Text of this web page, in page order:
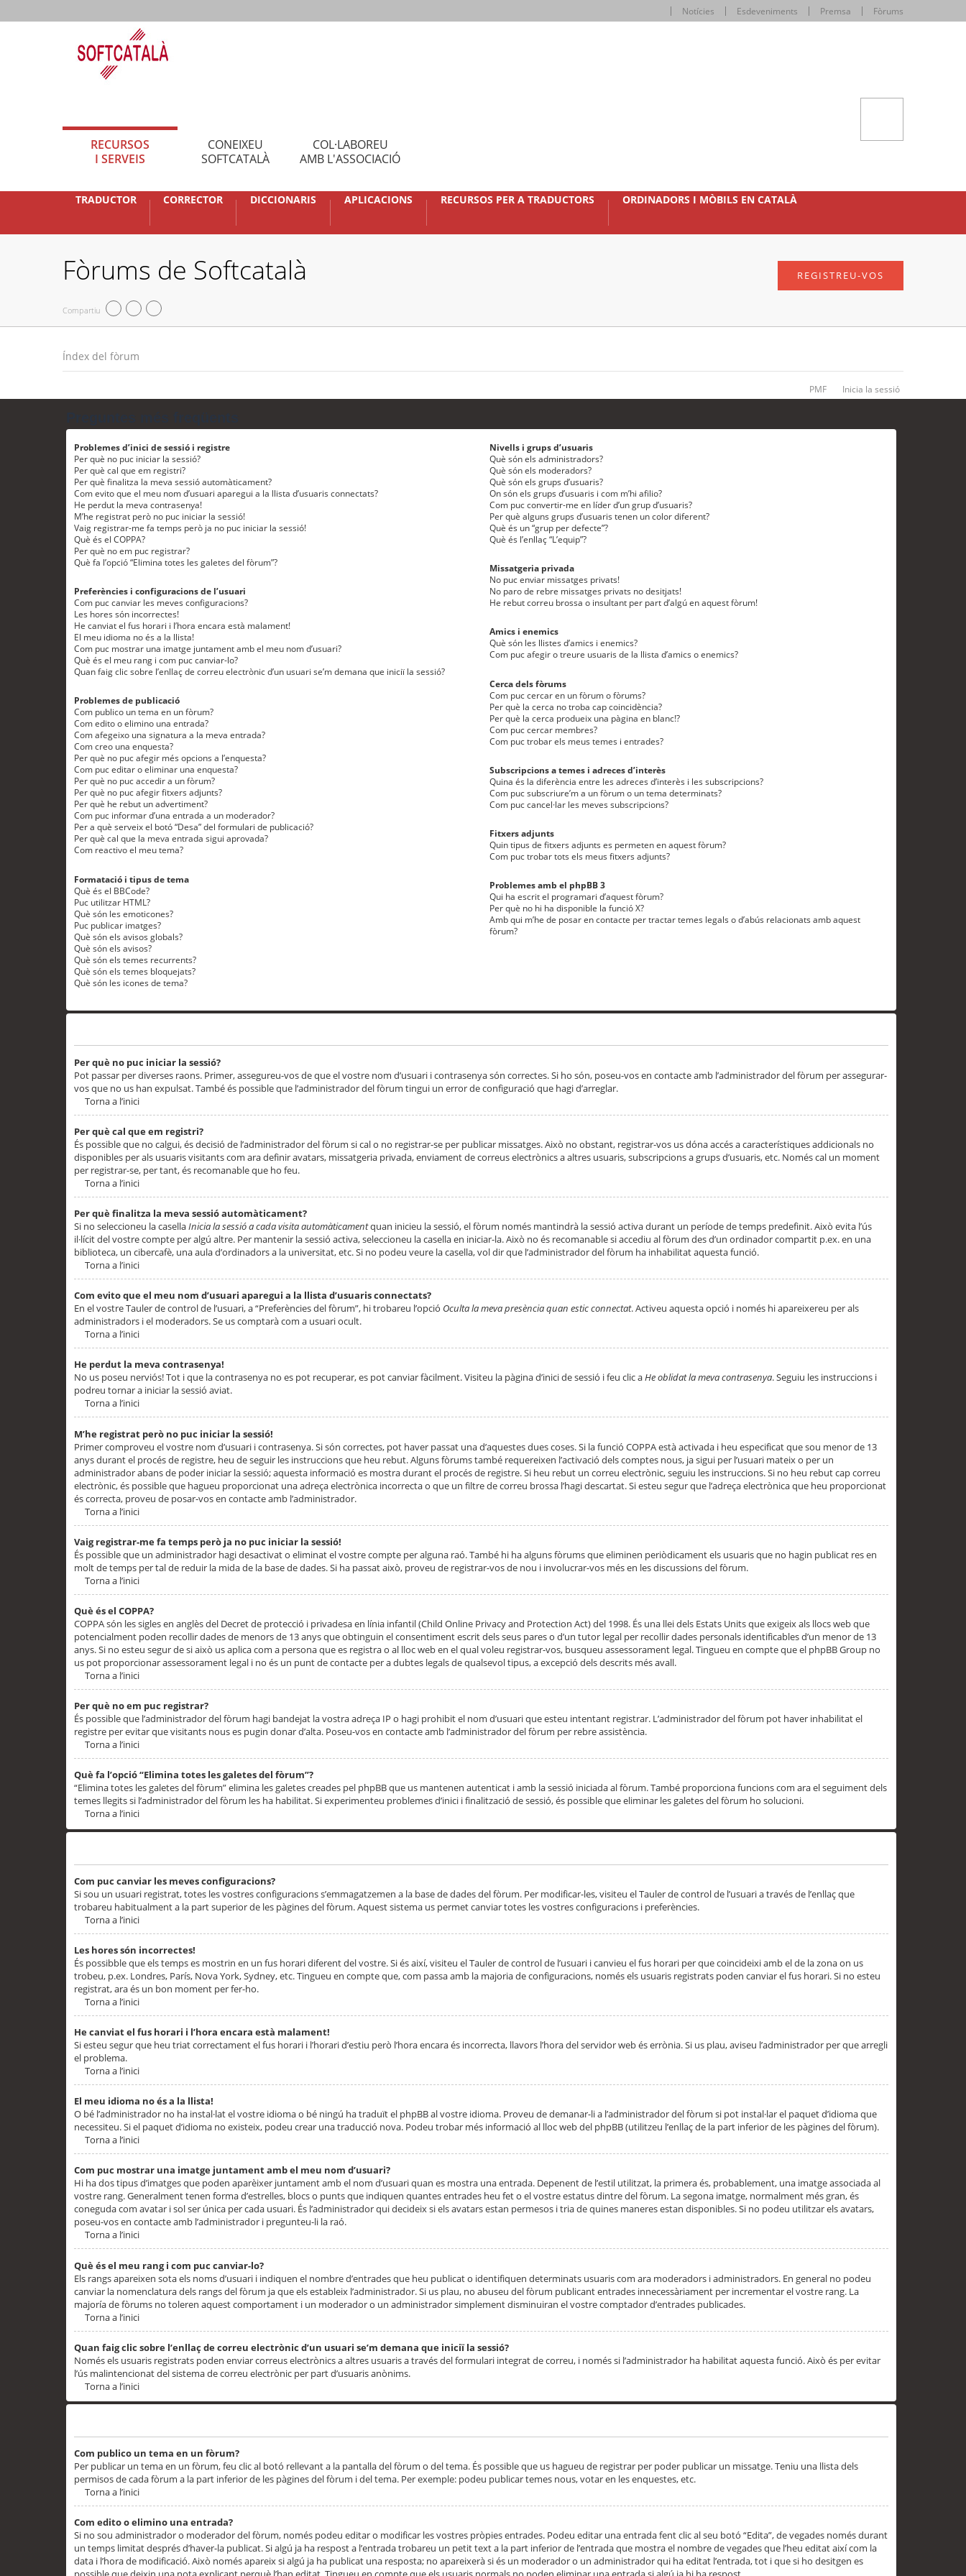
Notícies Esdeveniments Premsa Fòrums
RECURSOS
I SERVEIS
CONEIXEU
SOFTCATALÀ
COL·LABOREU
AMB L'ASSOCIACIÓ
TRADUCTOR CORRECTOR DICCIONARIS APLICACIONS RECURSOS PER A TRADUCTORS ORDINADORS I MÒBILS EN CATALÀ
Fòrums de Softcatalà
Compartiu
REGISTREU-VOS
Índex del fòrum
PMF Inicia la sessió
Problemes d’inici de sessió i registre
Per què no puc iniciar la sessió?
Per què cal que em registri?
Per què finalitza la meva sessió automàticament?
Com evito que el meu nom d’usuari aparegui a la llista d’usuaris connectats?
He perdut la meva contrasenya!
M’he registrat però no puc iniciar la sessió!
Vaig registrar-me fa temps però ja no puc iniciar la sessió!
Què és el COPPA?
Per què no em puc registrar?
Què fa l’opció “Elimina totes les galetes del fòrum”?
Preferències i configuracions de l’usuari
Com puc canviar les meves configuracions?
Les hores són incorrectes!
He canviat el fus horari i l’hora encara està malament!
El meu idioma no és a la llista!
Com puc mostrar una imatge juntament amb el meu nom d’usuari?
Què és el meu rang i com puc canviar-lo?
Quan faig clic sobre l’enllaç de correu electrònic d’un usuari se’m demana que iniciï la sessió?
Problemes de publicació
Com publico un tema en un fòrum?
Com edito o elimino una entrada?
Com afegeixo una signatura a la meva entrada?
Com creo una enquesta?
Per què no puc afegir més opcions a l’enquesta?
Com puc editar o eliminar una enquesta?
Per què no puc accedir a un fòrum?
Per què no puc afegir fitxers adjunts?
Per què he rebut un advertiment?
Com puc informar d’una entrada a un moderador?
Per a què serveix el botó “Desa” del formulari de publicació?
Per què cal que la meva entrada sigui aprovada?
Com reactivo el meu tema?
Formatació i tipus de tema
Què és el BBCode?
Puc utilitzar HTML?
Què són les emoticones?
Puc publicar imatges?
Què són els avisos globals?
Què són els avisos?
Què són els temes recurrents?
Què són els temes bloquejats?
Què són les icones de tema?
Nivells i grups d’usuaris
Què són els administradors?
Què són els moderadors?
Què són els grups d’usuaris?
On són els grups d’usuaris i com m’hi afilio?
Com puc convertir-me en líder d’un grup d’usuaris?
Per què alguns grups d’usuaris tenen un color diferent?
Què és un “grup per defecte”?
Què és l’enllaç “L’equip”?
Missatgeria privada
No puc enviar missatges privats!
No paro de rebre missatges privats no desitjats!
He rebut correu brossa o insultant per part d’algú en aquest fòrum!
Amics i enemics
Què són les llistes d’amics i enemics?
Com puc afegir o treure usuaris de la llista d’amics o enemics?
Cerca dels fòrums
Com puc cercar en un fòrum o fòrums?
Per què la cerca no troba cap coincidència?
Per què la cerca produeix una pàgina en blanc!?
Com puc cercar membres?
Com puc trobar els meus temes i entrades?
Subscripcions a temes i adreces d’interès
Quina és la diferència entre les adreces d’interès i les subscripcions?
Com puc subscriure’m a un fòrum o un tema determinats?
Com puc cancel·lar les meves subscripcions?
Fitxers adjunts
Quin tipus de fitxers adjunts es permeten en aquest fòrum?
Com puc trobar tots els meus fitxers adjunts?
Problemes amb el phpBB 3
Qui ha escrit el programari d’aquest fòrum?
Per què no hi ha disponible la funció X?
Amb qui m’he de posar en contacte per tractar temes legals o d’abús relacionats amb aquest
fòrum?
Per què no puc iniciar la sessió?
Pot passar per diverses raons. Primer, assegureu-vos de que el vostre nom d’usuari i contrasenya són correctes. Si ho són, poseu-vos en contacte amb l’administrador del fòrum per assegurar-
vos que no us han expulsat. També és possible que l’administrador del fòrum tingui un error de configuració que hagi d’arreglar.
Torna a l’inici
Per què cal que em registri?
És possible que no calgui, és decisió de l’administrador del fòrum si cal o no registrar-se per publicar missatges. Això no obstant, registrar-vos us dóna accés a característiques addicionals no
disponibles per als usuaris visitants com ara definir avatars, missatgeria privada, enviament de correus electrònics a altres usuaris, subscripcions a grups d’usuaris, etc. Només cal un moment
per registrar-se, per tant, és recomanable que ho feu.
Torna a l’inici
Per què finalitza la meva sessió automàticament?
Si no seleccioneu la casellaInicia la sessió a cada visita automàticamentquan inicieu la sessió, el fòrum només mantindrà la sessió activa durant un període de temps predefinit. Això evita l’ús
il·lícit del vostre compte per algú altre. Per mantenir la sessió activa, seleccioneu la casella en iniciar-la. Això no és recomanable si accediu al fòrum des d’un ordinador compartit p.ex. en una
biblioteca, un cibercafè, una aula d’ordinadors a la universitat, etc. Si no podeu veure la casella, vol dir que l’administrador del fòrum ha inhabilitat aquesta funció.
Torna a l’inici
Com evito que el meu nom d’usuari aparegui a la llista d’usuaris connectats?
En el vostre Tauler de control de l’usuari, a “Preferències del fòrum”, hi trobareu l’opció Oculta la meva presència quan estic connectat. Activeu aquesta opció i només hi apareixereu per als
administradors i el moderadors. Se us comptarà com a usuari ocult.
Torna a l’inici
He perdut la meva contrasenya!
No us poseu nerviós! Tot i que la contrasenya no es pot recuperar, es pot canviar fàcilment. Visiteu la pàgina d’inici de sessió i feu clic aHe oblidat la meva contrasenya. Seguiu les instruccions i
podreu tornar a iniciar la sessió aviat.
Torna a l’inici
M’he registrat però no puc iniciar la sessió!
Primer comproveu el vostre nom d’usuari i contrasenya. Si són correctes, pot haver passat una d’aquestes dues coses. Si la funció COPPA està activada i heu especificat que sou menor de 13
anys durant el procés de registre, heu de seguir les instruccions que heu rebut. Alguns fòrums també requereixen l’activació dels comptes nous, ja sigui per l’usuari mateix o per un
administrador abans de poder iniciar la sessió; aquesta informació es mostra durant el procés de registre. Si heu rebut un correu electrònic, seguiu les instruccions. Si no heu rebut cap correu
electrònic, és possible que hagueu proporcionat una adreça electrònica incorrecta o que un filtre de correu brossa l’hagi descartat. Si esteu segur que l’adreça electrònica que heu proporcionat
és correcta, proveu de posar-vos en contacte amb l’administrador.
Torna a l’inici
Vaig registrar-me fa temps però ja no puc iniciar la sessió!
És possible que un administrador hagi desactivat o eliminat el vostre compte per alguna raó. També hi ha alguns fòrums que eliminen periòdicament els usuaris que no hagin publicat res en
molt de temps per tal de reduir la mida de la base de dades. Si ha passat això, proveu de registrar-vos de nou i involucrar-vos més en les discussions del fòrum.
Torna a l’inici
Què és el COPPA?
COPPA són les sigles en anglès del Decret de protecció i privadesa en línia infantil (Child Online Privacy and Protection Act) del 1998. És una llei dels Estats Units que exigeix als llocs web que
potencialment poden recollir dades de menors de 13 anys que obtinguin el consentiment escrit dels seus pares o d’un tutor legal per recollir dades personals identificables d’un menor de 13
anys. Si no esteu segur de si això us aplica com a persona que es registra o al lloc web en el qual voleu registrar-vos, busqueu assessorament legal. Tingueu en compte que el phpBB Group no
us pot proporcionar assessorament legal i no és un punt de contacte per a dubtes legals de qualsevol tipus, a excepció dels descrits més avall.
Torna a l’inici
Per què no em puc registrar?
És possible que l’administrador del fòrum hagi bandejat la vostra adreça IP o hagi prohibit el nom d’usuari que esteu intentant registrar. L’administrador del fòrum pot haver inhabilitat el
registre per evitar que visitants nous es pugin donar d’alta. Poseu-vos en contacte amb l’administrador del fòrum per rebre assistència.
Torna a l’inici
Què fa l’opció “Elimina totes les galetes del fòrum”?
“Elimina totes les galetes del fòrum” elimina les galetes creades pel phpBB que us mantenen autenticat i amb la sessió iniciada al fòrum. També proporciona funcions com ara el seguiment dels
temes llegits si l’administrador del fòrum les ha habilitat. Si experimenteu problemes d’inici i finalització de sessió, és possible que eliminar les galetes del fòrum ho solucioni.
Torna a l’inici
Com puc canviar les meves configuracions?
Si sou un usuari registrat, totes les vostres configuracions s’emmagatzemen a la base de dades del fòrum. Per modificar-les, visiteu el Tauler de control de l’usuari a través de l’enllaç que
trobareu habitualment a la part superior de les pàgines del fòrum. Aquest sistema us permet canviar totes les vostres configuracions i preferències.
Torna a l’inici
Les hores són incorrectes!
És possibble que els temps es mostrin en un fus horari diferent del vostre. Si és així, visiteu el Tauler de control de l’usuari i canvieu el fus horari per que coincideixi amb el de la zona on us
trobeu, p.ex. Londres, París, Nova York, Sydney, etc. Tingueu en compte que, com passa amb la majoria de configuracions, només els usuaris registrats poden canviar el fus horari. Si no esteu
registrat, ara és un bon moment per fer-ho.
Torna a l’inici
He canviat el fus horari i l’hora encara està malament!
Si esteu segur que heu triat correctament el fus horari i l’horari d’estiu però l’hora encara és incorrecta, llavors l’hora del servidor web és errònia. Si us plau, aviseu l’administrador per que arregli
el problema.
Torna a l’inici
El meu idioma no és a la llista!
O bé l’administrador no ha instal·lat el vostre idioma o bé ningú ha traduït el phpBB al vostre idioma. Proveu de demanar-li a l’administrador del fòrum si pot instal·lar el paquet d’idioma que
necessiteu. Si el paquet d’idioma no existeix, podeu crear una traducció nova. Podeu trobar més informació al lloc web del phpBB (utilitzeu l’enllaç de la part inferior de les pàgines del fòrum).
Torna a l’inici
Com puc mostrar una imatge juntament amb el meu nom d’usuari?
Hi ha dos tipus d’imatges que poden aparèixer juntament amb el nom d’usuari quan es mostra una entrada. Depenent de l’estil utilitzat, la primera és, probablement, una imatge associada al
vostre rang. Generalment tenen forma d’estrelles, blocs o punts que indiquen quantes entrades heu fet o el vostre estatus dintre del fòrum. La segona imatge, normalment més gran, és
coneguda com avatar i sol ser única per cada usuari. És l’administrador qui decideix si els avatars estan permesos i tria de quines maneres estan disponibles. Si no podeu utilitzar els avatars,
poseu-vos en contacte amb l’administrador i pregunteu-li la raó.
Torna a l’inici
Què és el meu rang i com puc canviar-lo?
Els rangs apareixen sota els noms d’usuari i indiquen el nombre d’entrades que heu publicat o identifiquen determinats usuaris com ara moderadors i administradors. En general no podeu
canviar la nomenclatura dels rangs del fòrum ja que els estableix l’administrador. Si us plau, no abuseu del fòrum publicant entrades innecessàriament per incrementar el vostre rang. La
majoría de fòrums no toleren aquest comportament i un moderador o un administrador simplement disminuiran el vostre comptador d’entrades publicades.
Torna a l’inici
Quan faig clic sobre l’enllaç de correu electrònic d’un usuari se’m demana que iniciï la sessió?
Només els usuaris registrats poden enviar correus electrònics a altres usuaris a través del formulari integrat de correu, i només si l’administrador ha habilitat aquesta funció. Això és per evitar
l’ús malintencionat del sistema de correu electrònic per part d’usuaris anònims.
Torna a l’inici
Com publico un tema en un fòrum?
Per publicar un tema en un fòrum, feu clic al botó rellevant a la pantalla del fòrum o del tema. És possible que us hagueu de registrar per poder publicar un missatge. Teniu una llista dels
permisos de cada fòrum a la part inferior de les pàgines del fòrum i del tema. Per exemple: podeu publicar temes nous, votar en les enquestes, etc.
Torna a l’inici
Com edito o elimino una entrada?
Si no sou administrador o moderador del fòrum, només podeu editar o modificar les vostres pròpies entrades. Podeu editar una entrada fent clic al seu botó “Edita”, de vegades només durant
un temps limitat després d’haver-la publicat. Si algú ja ha respost a l’entrada trobareu un petit text a la part inferior de l’entrada que mostra el nombre de vegades que l’heu editat així com la
data i l’hora de modificació. Això només apareix si algú ja ha publicat una resposta; no apareixerà si és un moderador o un administrador qui ha editat l’entrada, tot i que si ho desitgen es